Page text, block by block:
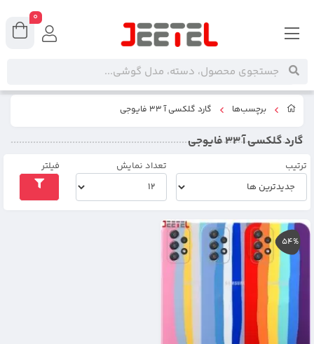
برچسب‌ها گارد گلکسی آ 33 فایوجی
گارد گلکسی آ 33 فایوجی
ترتیب تعداد نمایش فیلتر
54%
0